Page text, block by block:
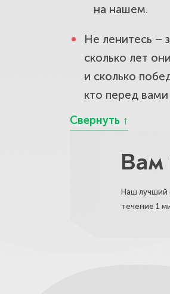
на нашем.
Не ленитесь –
сколько лет
и сколько
кто перед
Вам
Наш лучший
течение 1